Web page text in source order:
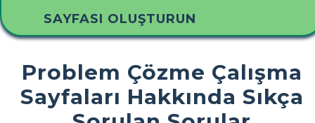
SAYFASI OLUŞTURUN
Problem Çözme Çalışma
Sayfaları Hakkında Sıkça